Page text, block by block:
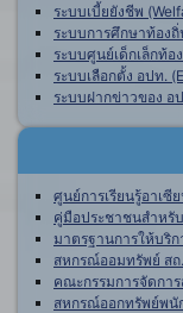
ระบบเบี้ยยังชีพ
ระบบการศึกษาท้องถิ่
ระบบศูนย์เด็กเล็กท้อ
ระบบเลือกตั้ง อปท.
ระบบฝากข่าวของ อ
ศูนย์การเรียนรู้อาเซี
คู่มือประชาชนสำหรั
มาตรฐานการให้บริ
สหกรณ์ออมทรัพย์ สถ.
คณะกรรมการจัดกา
สหกรณ์ออกทรัพย์พนั